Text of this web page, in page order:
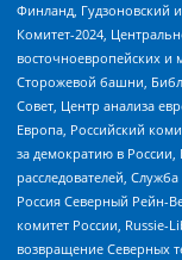
Финланд, Гудзоновский
Комитет-2024,
восточноевропейских и
Сторожевой башни,
Совет, Центр анализа
Европа, Российский
за демократию в России,
расследователей,
Россия Северный Рейн-
комитет России, Russie-
возвращение Северных